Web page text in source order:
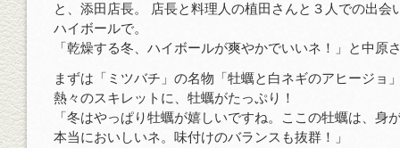
と、添田店長。 店長と料理人の植田さんと３人での出会
ハイボールで。
「乾燥する冬、ハイボールが爽やかでいいネ！」と中原
まずは「ミツバチ」の名物「牡蠣と白ネギのアヒージョ
熱々のスキレットに、牡蠣がたっぷり！
「冬はやっぱり牡蠣が嬉しいですね。ここの牡蠣は、身
本当においしいネ。味付けのバランスも抜群！」